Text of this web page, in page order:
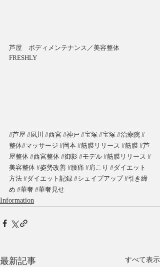
芦屋　ボディメンテナンス／美容整体
FRESHLY
#芦屋 #夙川 #西宮 #神戸 #宝塚 #宝塚 #治療院 #
整体#マッサージ #岡本 #筋膜リリース #筋膜 #芦
屋整体 #西宮整体 #御影 #モデル #筋膜リリース #
美容整体 #姿勢改善 #腰痛 #肩こり #ダイエット
方法 #ダイエット記録 #シェイプアップ #引き締
め #華奢 #華奢見せ
Information
最新記事 すべて表示